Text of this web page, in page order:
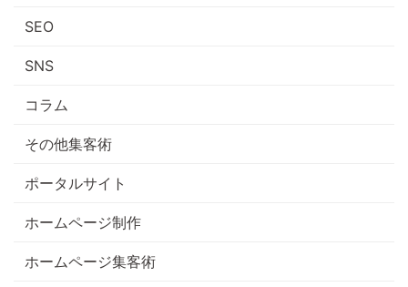
SEO
SNS
コラム
その他集客術
ポータルサイト
ホームページ制作
ホームページ集客術